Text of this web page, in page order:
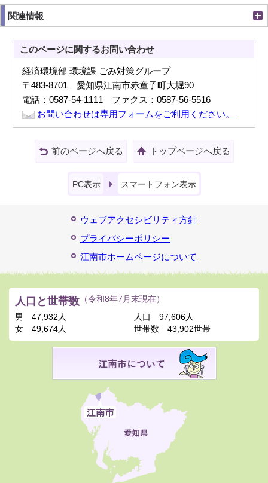
関連情報
このページに関するお問い合わせ
経済環境部 環境課 ごみ対策グループ
〒483-8701 愛知県江南市赤童子町大堀90
電話：0587-54-1111 ファクス：0587-56-5516
お問い合わせは専用フォームをご利用ください。
前のページへ戻る トップページへ戻る
PC表示 スマートフォン表示
ウェブアクセシビリティ方針
プライバシーポリシー
江南市ホームページについて
人口と世帯数 （令和8年7月末現在）
男
47,932人
女
49,674人
人口
97,606人
世帯数
43,902世帯